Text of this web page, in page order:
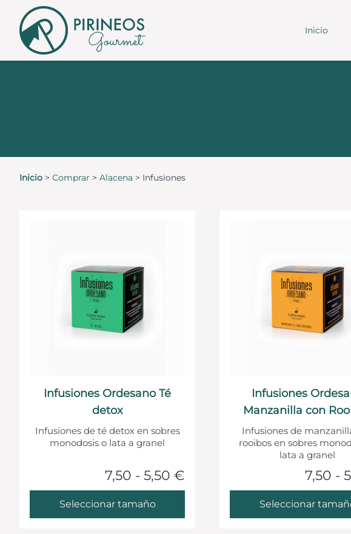
Inicio
Inicio > Comprar > Alacena > Infusiones
Infusiones Ordesano Té
detox
Infusiones de té detox en sobres
monodosis o lata a granel
7,50 - 5,50 €
Seleccionar tamaño
Infusiones
Manzanilla con
Infusiones de
rooibos en sobres
lata a granel
7,50 -
Seleccionar